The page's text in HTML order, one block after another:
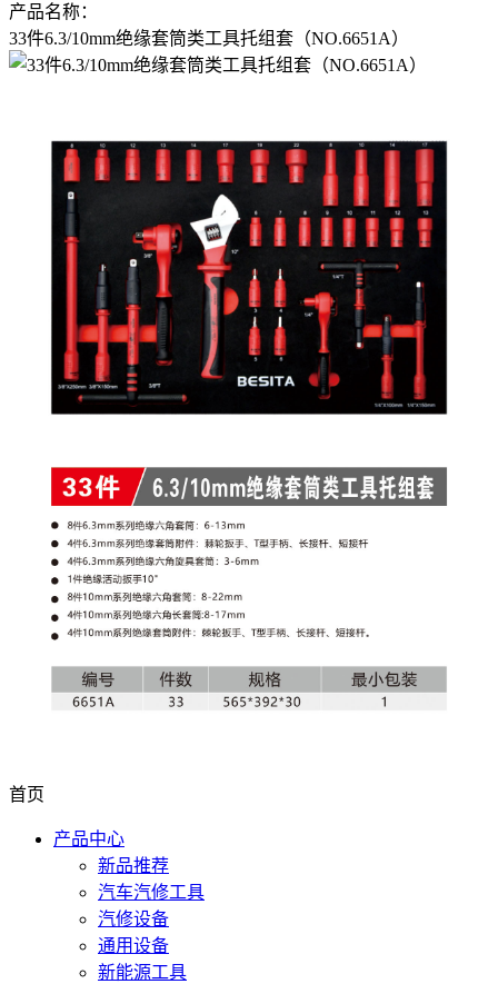
产品名称：
33件6.3/10mm绝缘套筒类工具托组套（NO.6651A）
首页
产品中心
新品推荐
汽车汽修工具
汽修设备
通用设备
新能源工具